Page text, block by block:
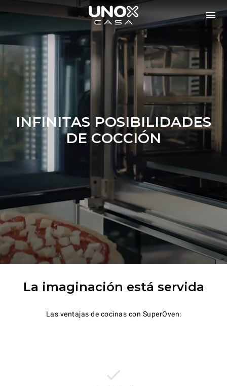
INFINITAS POSIBILIDADES
DE COCCIÓN
La imaginación está servida
Las ventajas de cocinas con SuperOven: